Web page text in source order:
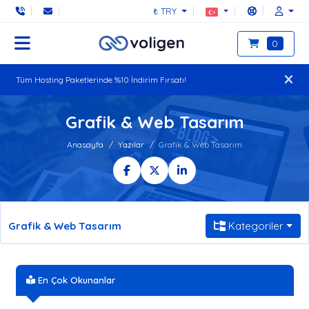
₺ TRY
0
Tüm Hosting Paketlerinde %10 İndirim Fırsatı!
Grafik & Web Tasarım
Anasayfa Yazılar Grafik & Web Tasarım
Grafik & Web Tasarım Kategoriler
En Çok Okunanlar
ABD Lokasyonlu Sunucu Neden Tercih Edilir?